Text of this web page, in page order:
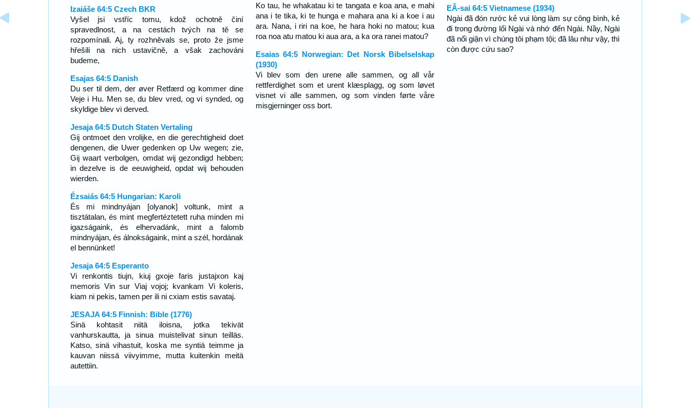
Izaiáše 64:5 Czech BKR
Vyšel jsi vstříc tomu, kdož ochotně činí
spravedlnost, a na cestách tvých na tě se
rozpomínali. Aj, ty rozhněvals se, proto že jsme
hřešili na nich ustavičně, a však zachováni
budeme,
Esajas 64:5 Danish
Du ser til dem, der øver Retfærd og kommer dine
Veje i Hu. Men se, du blev vred, og vi synded, og
skyldige blev vi derved.
Jesaja 64:5 Dutch Staten Vertaling
Gij ontmoet den vrolijke, en die gerechtigheid doet
dengenen, die Uwer gedenken op Uw wegen; zie,
Gij waart verbolgen, omdat wij gezondigd hebben;
in dezelve is de eeuwigheid, opdat wij behouden
wierden.
Ézsaiás 64:5 Hungarian: Karoli
És mi mindnyájan [olyanok] voltunk, mint a
tisztátalan, és mint megfertéztetett ruha minden mi
igazságaink, és elhervadánk, mint a falomb
mindnyájan, és álnokságaink, mint a szél, hordának
el bennünket!
Jesaja 64:5 Esperanto
Vi renkontis tiujn, kiuj gxoje faris justajxon kaj
memoris Vin sur Viaj vojoj; kvankam Vi koleris,
kiam ni pekis, tamen per ili ni cxiam estis savataj.
JESAJA 64:5 Finnish: Bible (1776)
Sinä kohtasit niitä iloisna, jotka tekivät
vanhurskautta, ja sinua muistelivat sinun teilläs.
Katso, sinä vihastuit, koska me syntiä teimme ja
kauvan niissä viivyimme, mutta kuitenkin meitä
autettiin.
Ko tau, he whakatau ki te tangata e koa ana, e mahi
ana i te tika, ki te hunga e mahara ana ki a koe i au
ara. Nana, i riri na koe, he hara hoki no matou; kua
roa noa atu matou ki aua ara, a ka ora ranei matou?
Esaias 64:5 Norwegian: Det Norsk Bibelselskap
(1930)
Vi blev som den urene alle sammen, og all vår
rettferdighet som et urent klæsplagg, og som løvet
visnet vi alle sammen, og som vinden førte våre
misgjerninger oss bort.
EÂ-sai 64:5 Vietnamese (1934)
Ngài đã đón rước kẻ vui lòng làm sự công bình, kẻ
đi trong đường lối Ngài và nhớ đến Ngài. Nầy, Ngài
đã nổi giận vì chúng tôi phạm tội; đã lâu như vậy, thì
còn được cứu sao?